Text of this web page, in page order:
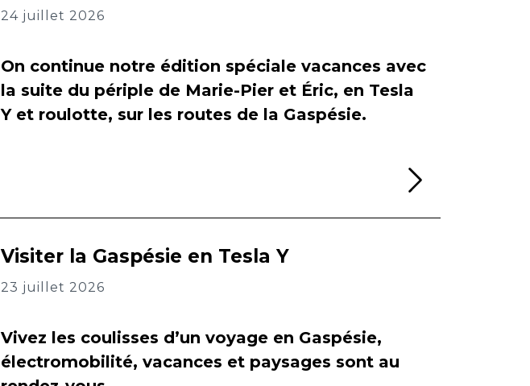
24 juillet 2026
On continue notre édition spéciale vacances avec
la suite du périple de Marie-Pier et Éric, en Tesla
Y et roulotte, sur les routes de la Gaspésie.
Visiter la Gaspésie en Tesla Y
23 juillet 2026
Vivez les coulisses d’un voyage en Gaspésie,
électromobilité, vacances et paysages sont au